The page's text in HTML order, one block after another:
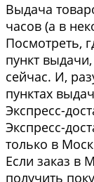
Выдача
часов (а в
Посмотреть,
пункт
сейчас. И,
пунктах
Экспресс-
Экспресс-
только в
Если заказ в
получить